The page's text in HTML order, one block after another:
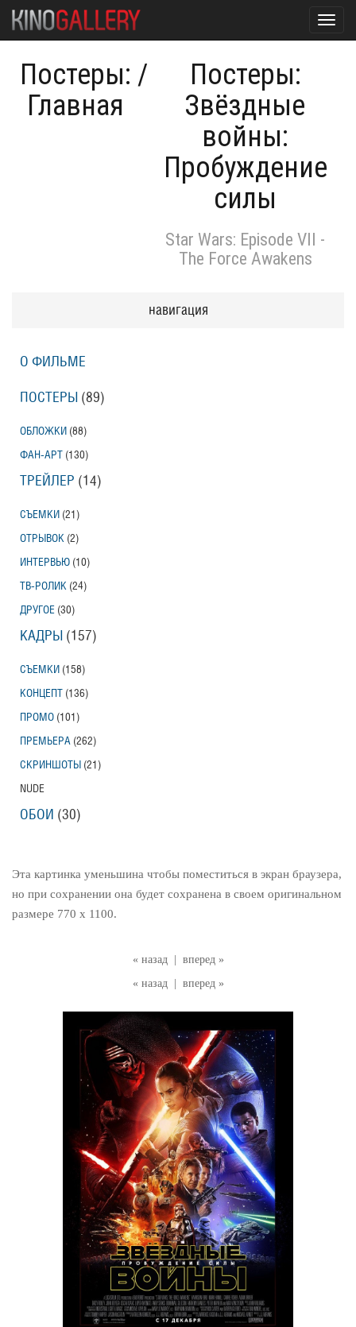
Постеры:
Главная
/
Постеры:
Звёздные
войны:
Пробуждение
силы
Star Wars: Episode VII -
The Force Awakens
« назад
вперед »
« назад
вперед »
Эта картинка уменьшина чтобы поместиться в экран браузера,
но при сохранении она будет сохранена в своем оригинальном
размере 770 x 1100.
навигация
О ФИЛЬМЕ
ПОСТЕРЫ (89)
ОБЛОЖКИ (88)
ФАН-АРТ (130)
ТРЕЙЛЕР (14)
СЪЕМКИ (21)
ОТРЫВОК (2)
ИНТЕРВЬЮ (10)
ТВ-РОЛИК (24)
ДРУГОЕ (30)
КАДРЫ (157)
СЪЕМКИ (158)
КОНЦЕПТ (136)
ПРОМО (101)
ПРЕМЬЕРА (262)
СКРИНШОТЫ (21)
NUDE
ОБОИ (30)